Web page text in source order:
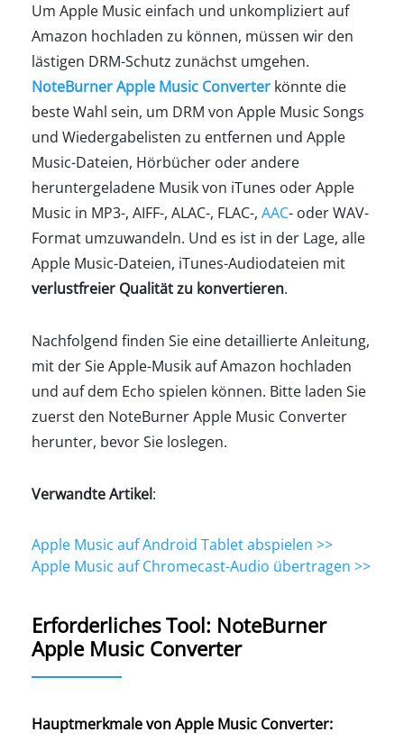
Um Apple Music einfach und unkompliziert auf
Amazon hochladen zu können, müssen wir den
lästigen DRM-Schutz zunächst umgehen.
NoteBurner Apple Music Converter könnte die
beste Wahl sein, um DRM von Apple Music Songs
und Wiedergabelisten zu entfernen und Apple
Music-Dateien, Hörbücher oder andere
heruntergeladene Musik von iTunes oder Apple
Music in MP3-, AIFF-, ALAC-, FLAC-, AAC- oder WAV-
Format umzuwandeln. Und es ist in der Lage, alle
Apple Music-Dateien, iTunes-Audiodateien mit
verlustfreier Qualität zu konvertieren.
Nachfolgend finden Sie eine detaillierte Anleitung,
mit der Sie Apple-Musik auf Amazon hochladen
und auf dem Echo spielen können. Bitte laden Sie
zuerst den NoteBurner Apple Music Converter
herunter, bevor Sie loslegen.
Verwandte Artikel:
Apple Music auf Android Tablet abspielen >>
Apple Music auf Chromecast-Audio übertragen >>
Erforderliches Tool: NoteBurner
Apple Music Converter
Hauptmerkmale von Apple Music Converter: